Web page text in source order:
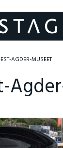
AGDER-MUSEET